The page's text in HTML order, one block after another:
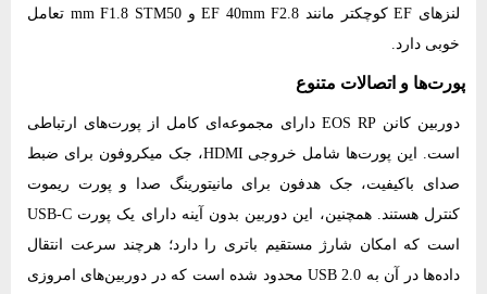
لنزهای EF کوچکتر مانند EF 40mm F2.8 و mm F1.8 STM50 تعامل
خوبی دارد.
پورت‌ها و اتصالات متنوع
دوربین کانن EOS RP دارای مجموعه‌ای کامل از پورت‌های ارتباطی
است. این پورت‌ها شامل خروجی HDMI، جک میکروفون برای ضبط
صدای باکیفیت، جک هدفون برای مانیتورینگ صدا و پورت ریموت
کنترل هستند. همچنین، این دوربین بدون آینه دارای یک پورت USB-C
است که امکان شارژ مستقیم باتری را دارد؛ هرچند سرعت انتقال
داده‌ها در آن به USB 2.0 محدود شده است که در دوربین‌های امروزی